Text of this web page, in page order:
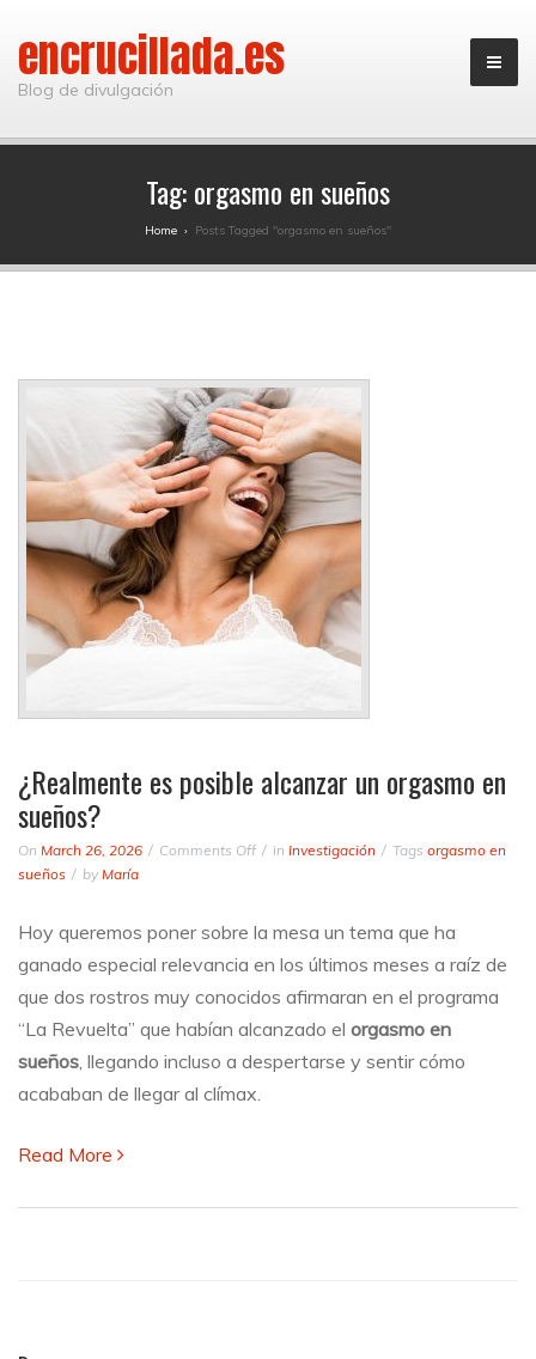
encrucillada.es
Blog de divulgación
Tag:orgasmo en sueños
Home › Posts Tagged "orgasmo en sueños"
¿Realmente es posible alcanzar un orgasmo en
sueños?
On March 26, 2026 Comments Offon
alcanzar
un
orgasmo
sueños?
in Investigación Tags orgasmo en
sueños
by María
Hoy queremos poner sobre la mesa un tema que ha
ganado especial relevancia en los últimos meses a raíz de
que dos rostros muy conocidos afirmaran en el programa
“La Revuelta” que habían alcanzado el orgasmo en
sueños, llegando incluso a despertarse y sentir cómo
acababan de llegar al clímax.
Read More